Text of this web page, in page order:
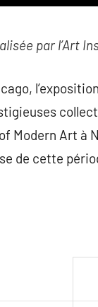
par l’Art
Modern Art à
de cette